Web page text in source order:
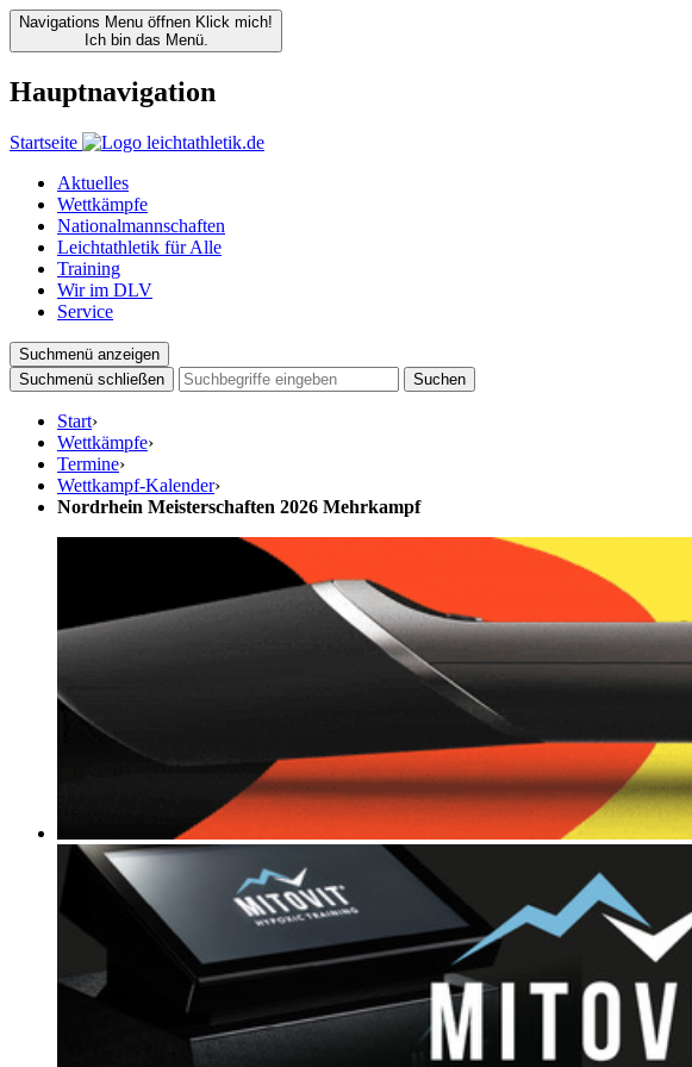
Navigations Menu öffnen Klick mich!
Ich bin das Menü.
Hauptnavigation
Startseite
Aktuelles
Wettkämpfe
Nationalmannschaften
Leichtathletik für Alle
Training
Wir im DLV
Service
Suchmenü anzeigen
Suchmenü schließen
Suchen
Start›
Wettkämpfe›
Termine›
Wettkampf-Kalender›
Nordrhein Meisterschaften 2026 Mehrkampf